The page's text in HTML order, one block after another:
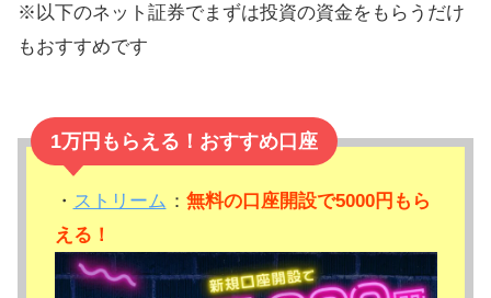
※以下のネット証券でまずは投資の資金をもらうだけ
もおすすめです
1万円もらえる！おすすめ口座
・ ストリーム ： 無料の口座開設で5000円もら
える！